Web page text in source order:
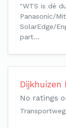
"WTS is dé
Panasonic/
SolarEdge/
part…
No ratings